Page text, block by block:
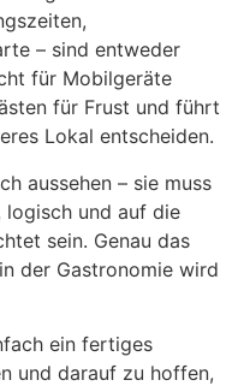
– sind entweder
für Mobilgeräte
für Frust und führt
Lokal entscheiden.
aussehen – sie muss
logisch und auf die
sein. Genau das
der Gastronomie wird
ein fertiges
und darauf zu hoffen,